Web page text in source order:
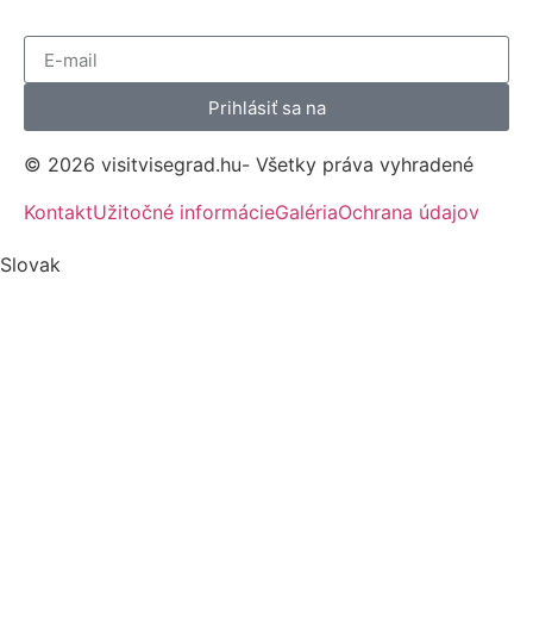
Prihlásiť sa na
© 2026 visitvisegrad.hu- Všetky práva vyhradené
KontaktUžitočné informácieGalériaOchrana údajov
Slovak